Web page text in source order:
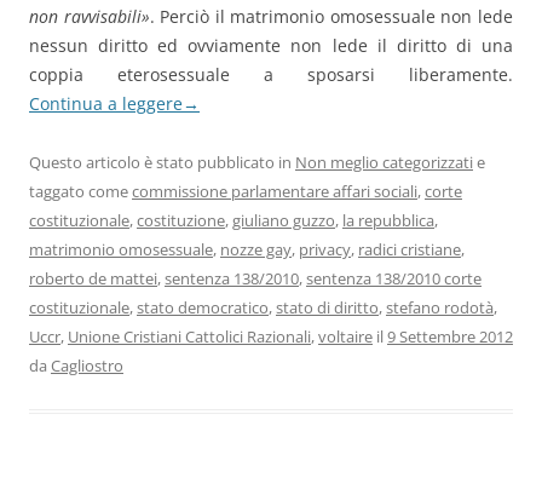
non ravvisabili». Perciò il matrimonio omosessuale non lede
nessun diritto ed ovviamente non lede il diritto di una
coppia eterosessuale a sposarsi liberamente.
Continua a leggere→
Questo articolo è stato pubblicato in Non meglio categorizzatie
taggato comecommissione parlamentare affari sociali,corte
costituzionale,costituzione,giuliano guzzo, la repubblica,
matrimonio omosessuale, nozze gay, privacy, radici cristiane,
roberto de mattei,sentenza 138/2010,sentenza 138/2010 corte
costituzionale,stato democratico,stato di diritto,stefano rodotà,
Uccr, Unione Cristiani Cattolici Razionali,voltaire il9 Settembre 2012
da Cagliostro